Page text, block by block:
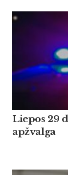
Liepos 29
apžvalga